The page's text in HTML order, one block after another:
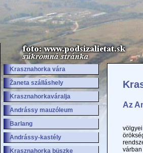
Krasznahorka vára
Žaneta szálláshely
Krasznahorkaváralja
Andrássy mauzóleum
Barlang
Andrássy-kastély
Krasznahorka büszke
Az
A